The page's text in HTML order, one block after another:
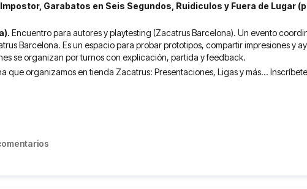
Garabatos en Seis Segundos, Ruidiculos y Fuera de Lugar
Encuentro para autores y playtesting (Zacatrus Barcelona). Un evento
Barcelona. Es un espacio para probar prototipos, compartir impresiones y
se organizan por turnos con explicación, partida y feedback.
que organizamos en tienda Zacatrus: Presentaciones, Ligas y más... Inscríbete